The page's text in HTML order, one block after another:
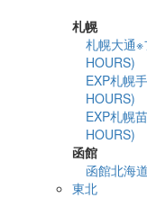
札幌
札幌大通
HOURS)
EXP札幌
HOURS)
EXP札幌
HOURS)
函館
函館北海
東北